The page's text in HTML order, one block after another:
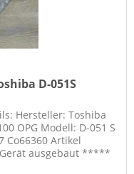
D-051S
Hersteller: Toshiba
OPG Modell: D-051 S
Co66360 Artikel
ausgebaut *****